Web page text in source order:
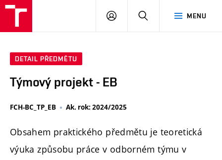
MENU
PŘIHLÁSIT
DETAIL PŘEDMĚTU
Týmový projekt - EB
FCH-BC_TP_EB Ak. rok: 2024/2025
Obsahem praktického předmětu je teoretická
výuka způsobu práce v odborném týmu v